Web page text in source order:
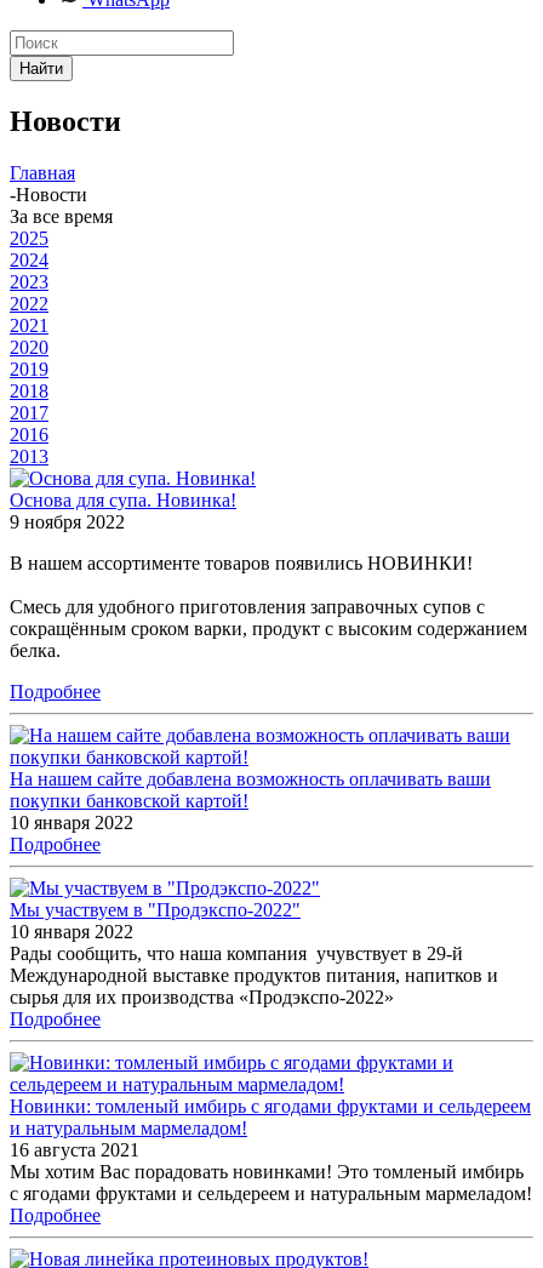
Найти
Новости
Главная
-Новости
За все время
2025
2024
2023
2022
2021
2020
2019
2018
2017
2016
2013
Основа для супа. Новинка!
9 ноября 2022
В нашем ассортименте товаров появились НОВИНКИ!
Смесь для удобного приготовления заправочных супов с
сокращённым сроком варки, продукт с высоким содержанием
белка.
Подробнее
На нашем сайте добавлена возможность оплачивать ваши
покупки банковской картой!
10 января 2022
Подробнее
Мы участвуем в "Продэкспо-2022"
10 января 2022
Рады сообщить, что наша компания учувствует в 29-й
Международной выставке продуктов питания, напитков и
сырья для их производства «Продэкспо-2022»
Подробнее
Новинки: томленый имбирь с ягодами фруктами и сельдереем
и натуральным мармеладом!
16 августа 2021
Мы хотим Вас порадовать новинками! Это томленый имбирь
с ягодами фруктами и сельдереем и натуральным мармеладом!
Подробнее